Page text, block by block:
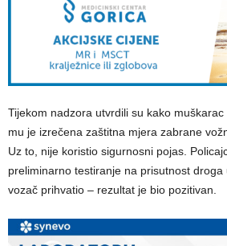
Tijekom nadzora utvrdili su kako
mu je izrečena zaštitna mjera zabrane
Uz to, nije koristio sigurnosni pojas.
preliminarno testiranje na prisutnost
vozač prihvatio – rezultat je bio pozitivan.